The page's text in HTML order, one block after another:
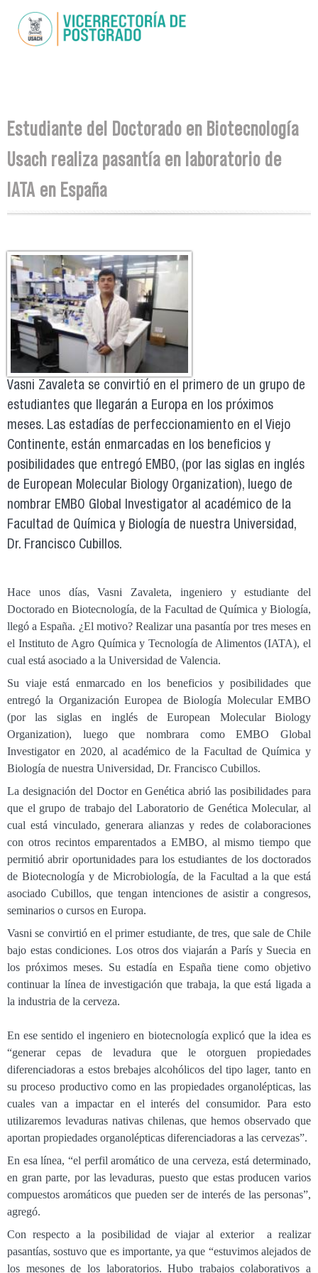
main
You are here
Estudiante del Doctorado en Biotecnología
Usach realiza pasantía en laboratorio de
IATA en España
Vasni Zavaleta se convirtió en el primero de un grupo de
estudiantes que llegarán a Europa en los próximos
meses. Las estadías de perfeccionamiento en el Viejo
Continente, están enmarcadas en los beneficios y
posibilidades que entregó EMBO, (por las siglas en inglés
de European Molecular Biology Organization), luego de
nombrar EMBO Global Investigator al académico de la
Facultad de Química y Biología de nuestra Universidad,
Dr. Francisco Cubillos.
Hace unos días, Vasni Zavaleta, ingeniero y estudiante del
Doctorado en Biotecnología, de la Facultad de Química y Biología,
llegó a España. ¿El motivo? Realizar una pasantía por tres meses en
el Instituto de Agro Química y Tecnología de Alimentos (IATA), el
cual está asociado a la Universidad de Valencia.
Su viaje está enmarcado en los beneficios y posibilidades que
entregó la Organización Europea de Biología Molecular EMBO
(por las siglas en inglés de European Molecular Biology
Organization), luego que nombrara como EMBO Global
Investigator en 2020, al académico de la Facultad de Química y
Biología de nuestra Universidad, Dr. Francisco Cubillos.
La designación del Doctor en Genética abrió las posibilidades para
que el grupo de trabajo del Laboratorio de Genética Molecular, al
cual está vinculado, generara alianzas y redes de colaboraciones
con otros recintos emparentados a EMBO, al mismo tiempo que
permitió abrir oportunidades para los estudiantes de los doctorados
de Biotecnología y de Microbiología, de la Facultad a la que está
asociado Cubillos, que tengan intenciones de asistir a congresos,
seminarios o cursos en Europa.
Vasni se convirtió en el primer estudiante, de tres, que sale de Chile
bajo estas condiciones. Los otros dos viajarán a París y Suecia en
los próximos meses. Su estadía en España tiene como objetivo
continuar la línea de investigación que trabaja, la que está ligada a
la industria de la cerveza.
En ese sentido el ingeniero en biotecnología explicó que la idea es
“generar cepas de levadura que le otorguen propiedades
diferenciadoras a estos brebajes alcohólicos del tipo lager, tanto en
su proceso productivo como en las propiedades organolépticas, las
cuales van a impactar en el interés del consumidor. Para esto
utilizaremos levaduras nativas chilenas, que hemos observado que
aportan propiedades organolépticas diferenciadoras a las cervezas”.
En esa línea, “el perfil aromático de una cerveza, está determinado,
en gran parte, por las levaduras, puesto que estas producen varios
compuestos aromáticos que pueden ser de interés de las personas”,
agregó.
Con respecto a la posibilidad de viajar al exterior a realizar
pasantías, sostuvo que es importante, ya que “estuvimos alejados de
los mesones de los laboratorios. Hubo trabajos colaborativos a